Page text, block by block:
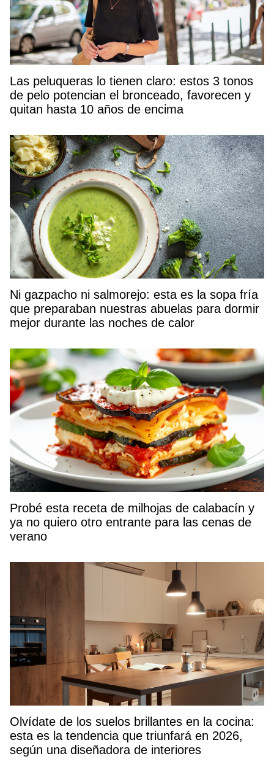
Las peluqueras lo tienen claro: estos 3 tonos
de pelo potencian el bronceado, favorecen y
quitan hasta 10 años de encima
Ni gazpacho ni salmorejo: esta es la sopa fría
que preparaban nuestras abuelas para dormir
mejor durante las noches de calor
Probé esta receta de milhojas de calabacín y
ya no quiero otro entrante para las cenas de
verano
Olvídate de los suelos brillantes en la cocina:
esta es la tendencia que triunfará en 2026,
según una diseñadora de interiores